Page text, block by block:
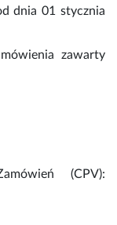
dnia 01 stycznia
zawarty
(CPV):